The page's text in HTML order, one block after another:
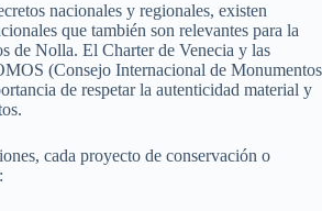
nacionales y regionales, existen
que también son relevantes para la
de Nolla. El Charter de Venecia y las
(Consejo Internacional de Monumentos
de respetar la autenticidad material y
cada proyecto de conservación o